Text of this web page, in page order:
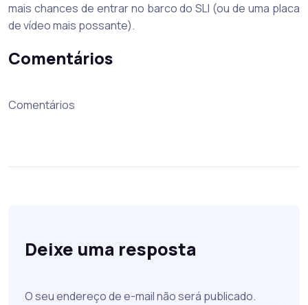
mais chances de entrar no barco do SLI (ou de uma placa
de vídeo mais possante).
Comentários
Comentários
Deixe uma resposta
O seu endereço de e-mail não será publicado.